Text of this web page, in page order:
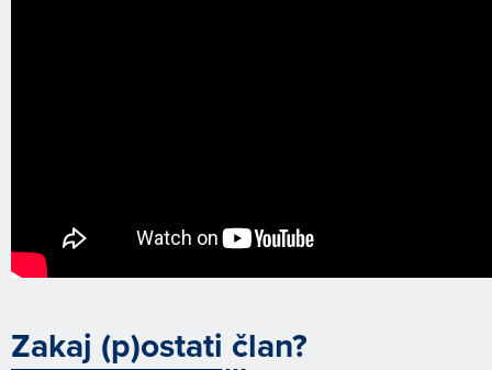
Zakaj (p)ostati član?